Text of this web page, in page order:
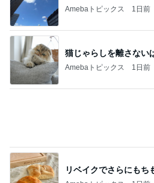
Amebaトピックス 1日前
猫じゃらしを離さない
Amebaトピックス 1日前
リベイクでさらにもち